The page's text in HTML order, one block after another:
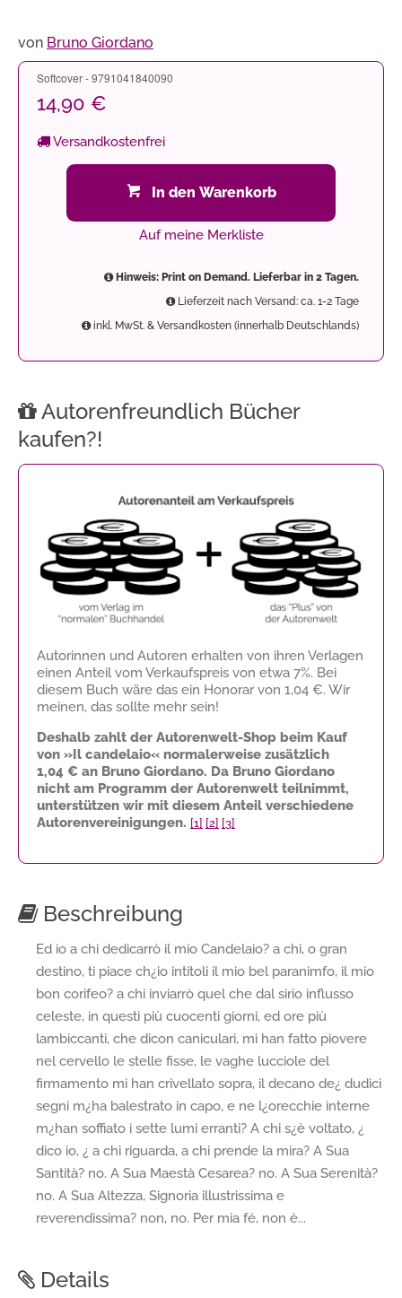
von Bruno Giordano
Softcover - 9791041840090
14,90 €
Versandkostenfrei
In den Warenkorb
Auf meine Merkliste
Hinweis: Print on Demand. Lieferbar in 2 Tagen.
Lieferzeit nach Versand: ca. 1-2 Tage
inkl. MwSt. & Versandkosten (innerhalb Deutschlands)
Autorenfreundlich Bücher
kaufen?!
Autorinnen und Autoren erhalten von ihren Verlagen
einen Anteil vom Verkaufspreis von etwa 7%. Bei
diesem Buch wäre das ein Honorar von 1,04 €. Wir
meinen, das sollte mehr sein!
Deshalb zahlt der Autorenwelt-Shop beim Kauf
von »Il candelaio« normalerweise zusätzlich
1,04 € an Bruno Giordano. Da Bruno Giordano
nicht am Programm der Autorenwelt teilnimmt,
unterstützen wir mit diesem Anteil verschiedene
Autorenvereinigungen. [1] [2] [3]
Beschreibung
Ed io a chi dedicarrò il mio Candelaio? a chi, o gran
destino, ti piace ch¿io intitoli il mio bel paranimfo, il mio
bon corifeo? a chi inviarrò quel che dal sirio influsso
celeste, in questi più cuocenti giorni, ed ore più
lambiccanti, che dicon caniculari, mi han fatto piovere
nel cervello le stelle fisse, le vaghe lucciole del
firmamento mi han crivellato sopra, il decano de¿ dudici
segni m¿ha balestrato in capo, e ne l¿orecchie interne
m¿han soffiato i sette lumi erranti? A chi s¿è voltato, ¿
dico io, ¿ a chi riguarda, a chi prende la mira? A Sua
Santità? no. A Sua Maestà Cesarea? no. A Sua Serenità?
no. A Sua Altezza, Signoria illustrissima e
reverendissima? non, no. Per mia fé, non è...
Details